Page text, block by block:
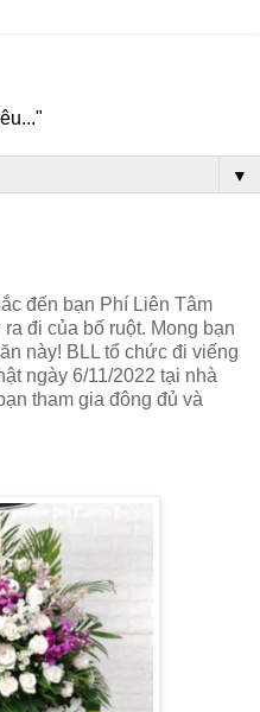
▼
đến bạn Phí Liên Tâm
đi của bố ruột. Mong bạn
này! BLL tổ chức đi viếng
ngày 6/11/2022 tại nhà
tham gia đông đủ và